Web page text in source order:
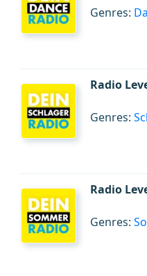
Genres:
Radio
Genres:
Radio
Genres: